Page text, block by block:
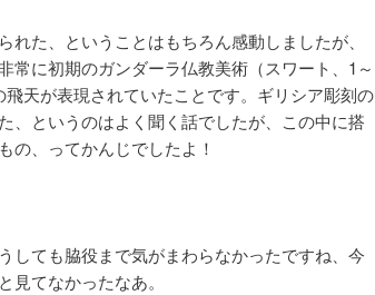
た、ということはもちろん感動しましたが、
常に初期のガンダーラ仏教美術（スワート、1～
天が表現されていたことです。ギリシア彫刻の
、というのはよく聞く話でしたが、この中に搭
の、ってかんじでしたよ！
しても脇役まで気がまわらなかったですね、今
見てなかったなあ。